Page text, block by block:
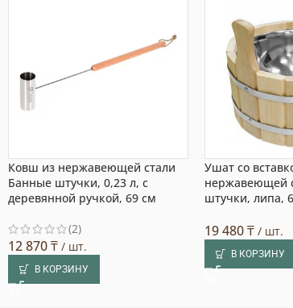
Ковш из нержавеющей стали
Банные штучки, 0,23 л, с
деревянной ручкой, 69 см
(2)
12 870₸ / шт.
В КОРЗИНУ
Ушат со
нержавеющей
штучки, липа,
19 480₸ / шт.
В КОРЗИНУ